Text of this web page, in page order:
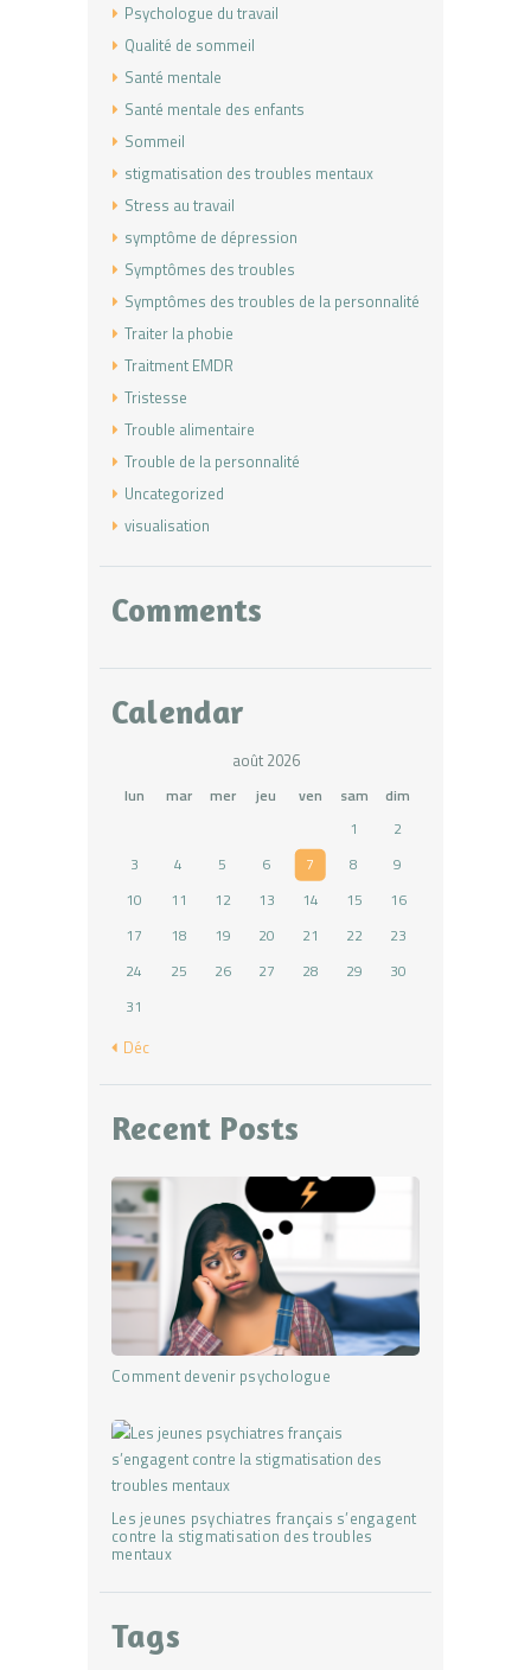
Psychologue du travail
Qualité de sommeil
Santé mentale
Santé mentale des enfants
Sommeil
stigmatisation des troubles mentaux
Stress au travail
symptôme de dépression
Symptômes des troubles
Symptômes des troubles de la personnalité
Traiter la phobie
Traitment EMDR
Tristesse
Trouble alimentaire
Trouble de la personnalité
Uncategorized
visualisation
Comments
Calendar
août 2026
lun mar mer jeu ven sam
dim
1
2
3
4 5 6 7 8
9
10
11 12 13 14 15
16
17
18 19 20 21 22
23
24
25 26 27 28 29
30
31
« Déc
Recent Posts
Comment devenir psychologue
Les jeunes psychiatres français s’engagent
contre la stigmatisation des troubles
mentaux
Tags